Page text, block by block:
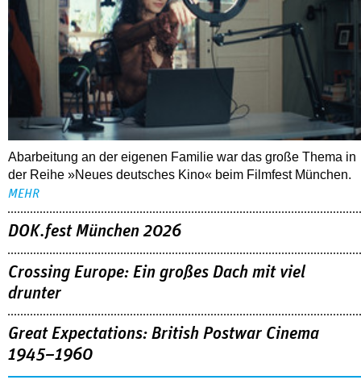
Abarbeitung an der eigenen Familie war das große Thema in
der Reihe »Neues deutsches Kino« beim Filmfest München.
MEHR
DOK.fest München 2026
Crossing Europe: Ein großes Dach mit viel
drunter
Great Expectations: British Postwar Cinema
1945–1960